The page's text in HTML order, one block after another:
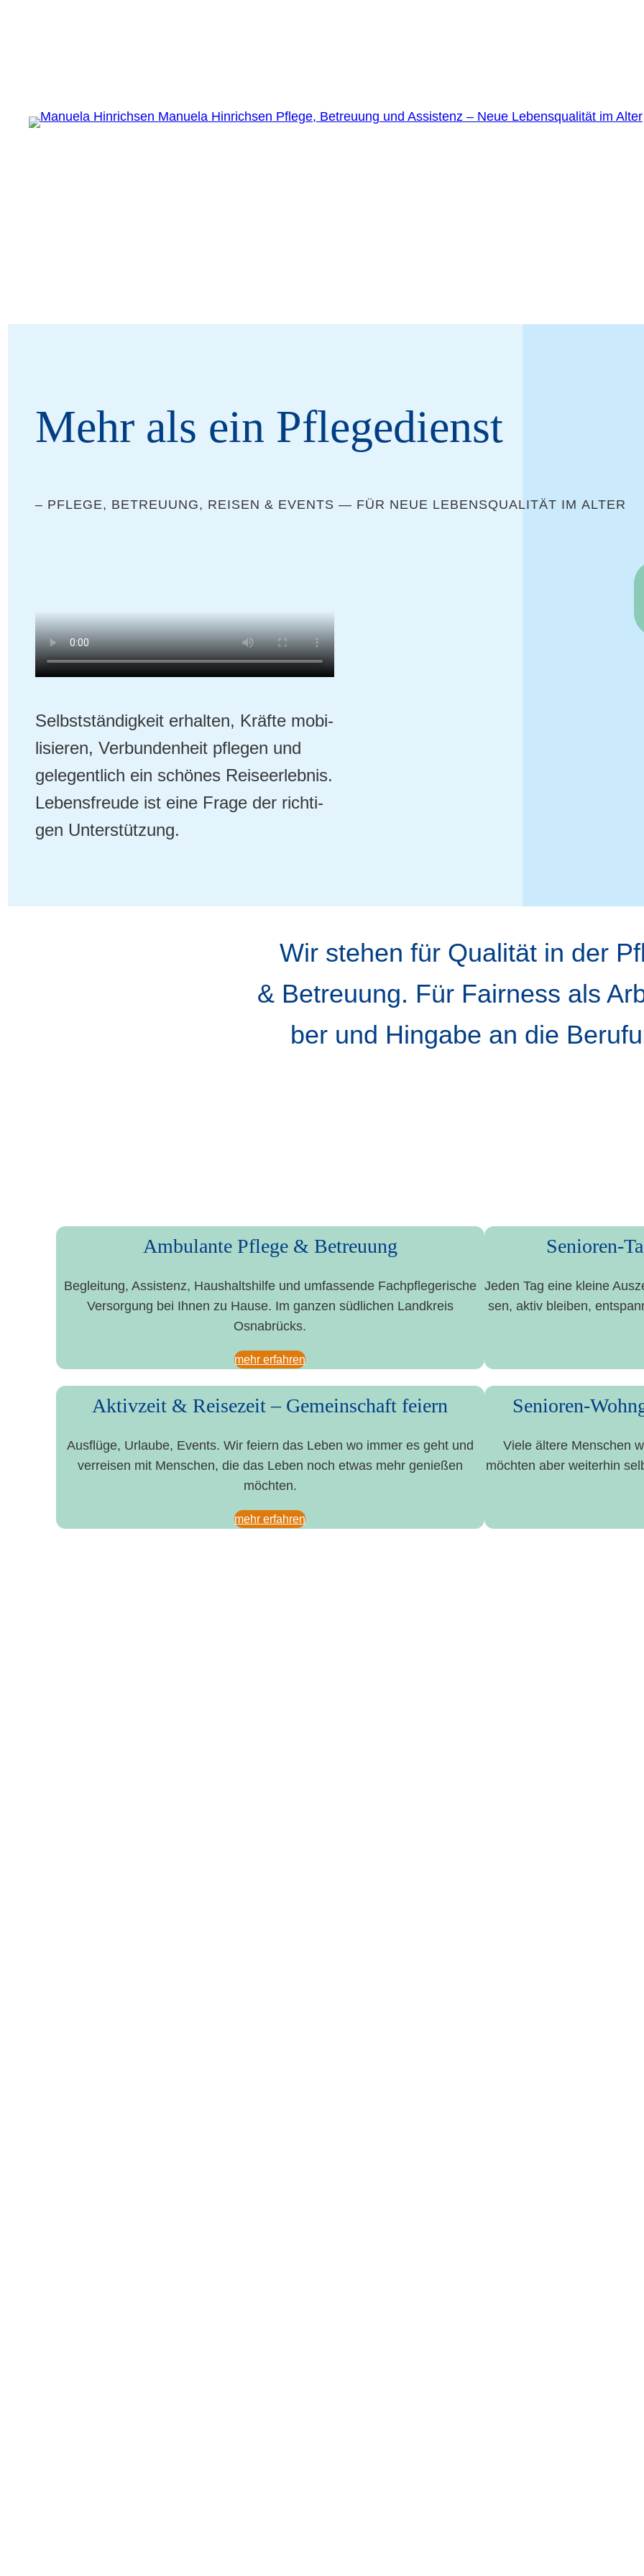
Mehr als ein Pflegedienst
– PFLE­GE, BETREU­UNG, REI­SEN & EVENTS — FÜR NEUE LEBENS­QUA­LI­TÄT IM ALTER
Selbst­stän­dig­keit erhal­ten, Kräf­te mobi­
li­sie­ren, Ver­bun­den­heit pfle­gen und
gele­gent­lich ein schö­nes Rei­se­er­leb­nis.
Lebens­freu­de ist eine Fra­ge der rich­ti­
gen Unterstützung.
Wir ste­hen für Qua­li­tät in der
& Betreu­ung. Für Fair­ness als
ber und Hin­ga­be an die
Ambu­lan­te Pfle­ge & Betreuung
Beglei­tung, Assis­tenz, Haus­halts­hil­fe und umfas­sen­de Fach­pfle­ge­ri­sche
Ver­sor­gung bei Ihnen zu Hau­se. Im gan­zen süd­li­chen Land­kreis
Osnabrücks.
mehr erfah­ren
Senioren-
Jeden Tag eine klei­ne
sen, aktiv blei­ben,
Aktiv­zeit & Rei­se­zeit – Gemein­schaft feiern
Aus­flü­ge, Urlau­be, Events. Wir fei­ern das Leben wo immer es geht und
ver­rei­sen mit Men­schen, die das Leben noch etwas mehr genie­ßen
möchten.
mehr erfah­ren
Senioren-
Vie­le älte­re Men­schen
möch­ten aber wei­ter­hin